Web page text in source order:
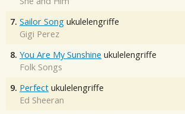
7. Sailor Song ukulelengriffe
Gigi Perez
8. You Are My Sunshine ukulelengriffe
Folk Songs
9. Perfect ukulelengriffe
Ed Sheeran